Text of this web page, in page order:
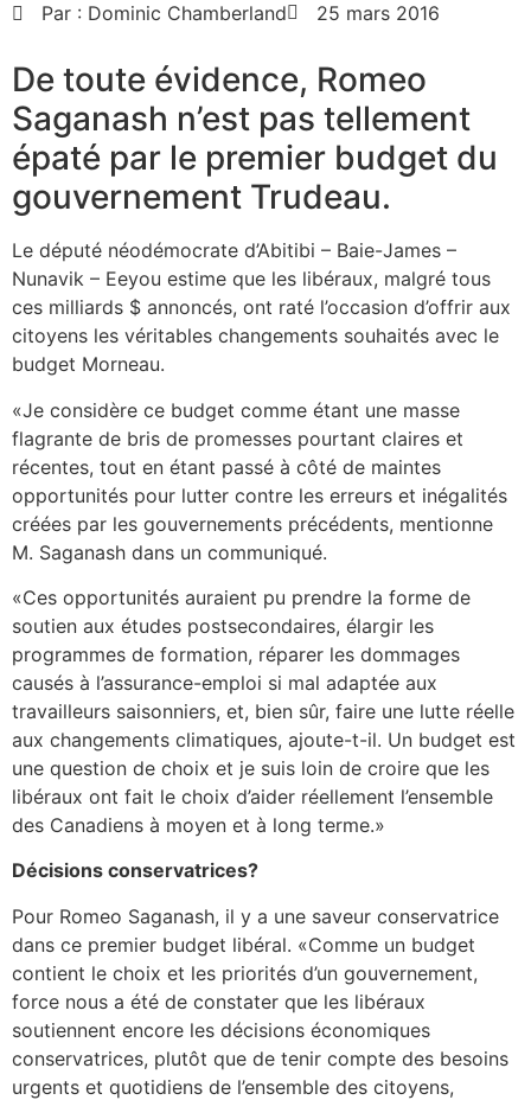
Par : Dominic Chamberland 25 mars 2016
De toute évidence, Romeo
Saganash n’est pas tellement
épaté par le premier budget du
gouvernement Trudeau.
Le député néodémocrate d’Abitibi – Baie-James –
Nunavik – Eeyou estime que les libéraux, malgré tous
ces milliards $ annoncés, ont raté l’occasion d’offrir aux
citoyens les véritables changements souhaités avec le
budget Morneau.
«Je considère ce budget comme étant une masse
flagrante de bris de promesses pourtant claires et
récentes, tout en étant passé à côté de maintes
opportunités pour lutter contre les erreurs et inégalités
créées par les gouvernements précédents, mentionne
M. Saganash dans un communiqué.
«Ces opportunités auraient pu prendre la forme de
soutien aux études postsecondaires, élargir les
programmes de formation, réparer les dommages
causés à l’assurance-emploi si mal adaptée aux
travailleurs saisonniers, et, bien sûr, faire une lutte réelle
aux changements climatiques, ajoute-t-il. Un budget est
une question de choix et je suis loin de croire que les
libéraux ont fait le choix d’aider réellement l’ensemble
des Canadiens à moyen et à long terme.»
Décisions conservatrices?
Pour Romeo Saganash, il y a une saveur conservatrice
dans ce premier budget libéral. «Comme un budget
contient le choix et les priorités d’un gouvernement,
force nous a été de constater que les libéraux
soutiennent encore les décisions économiques
conservatrices, plutôt que de tenir compte des besoins
urgents et quotidiens de l’ensemble des citoyens,